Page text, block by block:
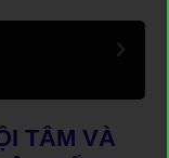
TÂM VÀ